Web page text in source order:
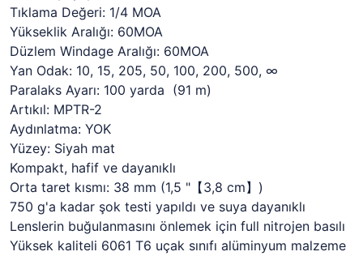
Tıklama Değeri: 1/4 MOA
Yükseklik Aralığı: 60MOA
Düzlem Windage Aralığı: 60MOA
Yan Odak: 10, 15, 205, 50, 100, 200, 500, ∞
Paralaks Ayarı: 100 yarda (91 m)
Artıkıl: MPTR-2
Aydınlatma: YOK
Yüzey: Siyah mat
Kompakt, hafif ve dayanıklı
Orta taret kısmı: 38 mm (1,5 "【3,8 cm】)
750 g'a kadar şok testi yapıldı ve suya dayanıklı
Lenslerin buğulanmasını önlemek için full nitrojen basılı
Yüksek kaliteli 6061 T6 uçak sınıfı alüminyum malzeme